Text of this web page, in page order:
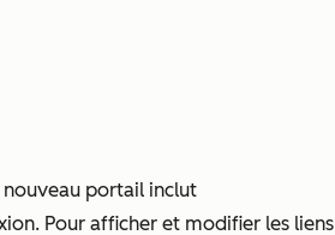
portail inclut
Pour afficher et modifier les liens